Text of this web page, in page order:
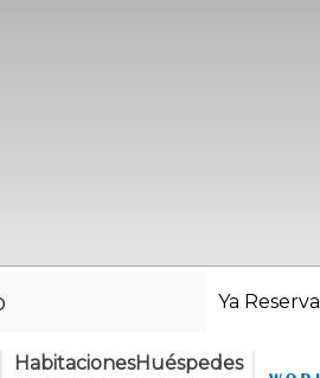
Ya
HabitacionesHuéspedes